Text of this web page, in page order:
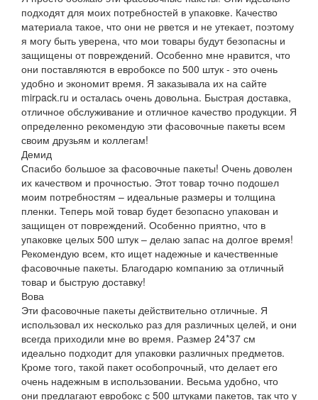
подходят для моих потребностей в упаковке. Качество
материала такое, что они не рвется и не утекает, поэтому
я могу быть уверена, что мои товары будут безопасны и
защищены от повреждений. Особенно мне нравится, что
они поставляются в евробоксе по 500 штук - это очень
удобно и экономит время. Я заказывала их на сайте
mirpack.ru и осталась очень довольна. Быстрая доставка,
отличное обслуживание и отличное качество продукции. Я
определенно рекомендую эти фасовочные пакеты всем
своим друзьям и коллегам!
Демид
Спасибо большое за фасовочные пакеты! Очень доволен
их качеством и прочностью. Этот товар точно подошел
моим потребностям – идеальные размеры и толщина
пленки. Теперь мой товар будет безопасно упакован и
защищен от повреждений. Особенно приятно, что в
упаковке целых 500 штук – делаю запас на долгое время!
Рекомендую всем, кто ищет надежные и качественные
фасовочные пакеты. Благодарю компанию за отличный
товар и быструю доставку!
Вова
Эти фасовочные пакеты действительно отличные. Я
использовал их несколько раз для различных целей, и они
всегда приходили мне во время. Размер 24*37 см
идеально подходит для упаковки различных предметов.
Кроме того, такой пакет особопрочный, что делает его
очень надежным в использовании. Весьма удобно, что
они предлагают евробокс с 500 штуками пакетов, так что у